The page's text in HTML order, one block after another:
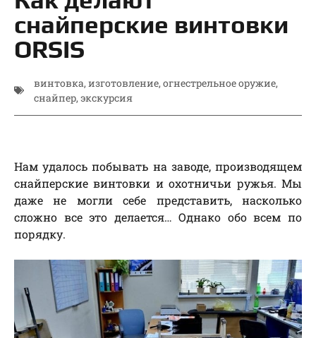
снайперские винтовки
ORSIS
винтовка, изготовление, огнестрельное оружие,
снайпер, экскурсия
Нам удалось побывать на заводе, производящем
снайперские винтовки и охотничьи ружья. Мы
даже не могли себе представить, насколько
сложно все это делается… Однако обо всем по
порядку.